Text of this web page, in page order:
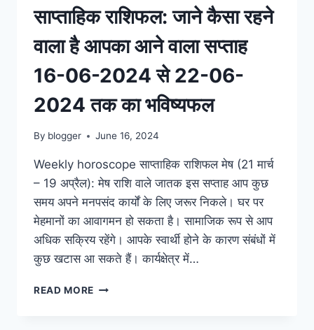
साप्ताहिक राशिफल: जाने कैसा रहने
वाला है आपका आने वाला सप्ताह
16-06-2024 से 22-06-
2024 तक का भविष्यफल
By blogger June 16, 2024
Weekly horoscope साप्ताहिक राशिफल मेष (21 मार्च
– 19 अप्रैल): मेष राशि वाले जातक इस सप्ताह आप कुछ
समय अपने मनपसंद कार्यों के लिए जरूर निकले। घर पर
मेहमानों का आवागमन हो सकता है। सामाजिक रूप से आप
अधिक सक्रिय रहेंगे। आपके स्वार्थी होने के कारण संबंधों में
कुछ खटास आ सकते हैं। कार्यक्षेत्र में…
READ MORE WEEKLY